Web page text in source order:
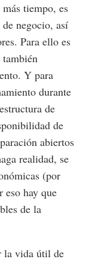
tiempo, es
negocio, así
Para ello es
Y para
durante
de
de
abiertos
realidad, se
(por
eso hay que
de la
la vida útil de